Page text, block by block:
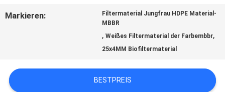
Markieren:
Filtermaterial Jungfrau HDPE Material-
MBBR
,Weißes Filtermaterial der Farbembbr,
25x4MM Biofiltermaterial
BESTPREIS